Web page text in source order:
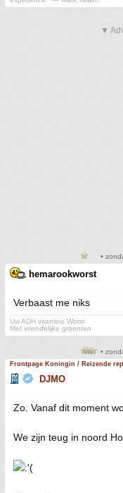
▼
•
hemarookworst
Verbaast me niks
Uw ADH vitamine Worst
Met vriendelijke groenten
•
Frontpage Koningin / Reizende
DJMO
Zo. Vanaf dit moment
We zijn teug in noord